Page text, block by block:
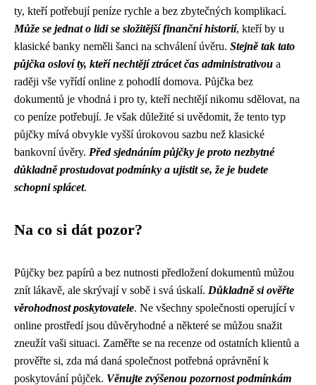
ty, kteří potřebují peníze rychle a bez zbytečných komplikací.
Může se jednat o lidi se složitější finanční historií, kteří by u
klasické banky neměli šanci na schválení úvěru. Stejně tak tato
půjčka osloví ty, kteří nechtějí ztrácet čas administrativou a
raději vše vyřídí online z pohodlí domova. Půjčka bez
dokumentů je vhodná i pro ty, kteří nechtějí nikomu sdělovat, na
co peníze potřebují. Je však důležité si uvědomit, že tento typ
půjčky mívá obvykle vyšší úrokovou sazbu než klasické
bankovní úvěry. Před sjednáním půjčky je proto nezbytné
důkladně prostudovat podmínky a ujistit se, že je budete
schopni splácet.
Na co si dát pozor?
Půjčky bez papírů a bez nutnosti předložení dokumentů můžou
znít lákavě, ale skrývají v sobě i svá úskalí. Důkladně si ověřte
věrohodnost poskytovatele. Ne všechny společnosti operující v
online prostředí jsou důvěryhodné a některé se můžou snažit
zneužít vaši situaci. Zaměřte se na recenze od ostatních klientů a
prověřte si, zda má daná společnost potřebná oprávnění k
poskytování půjček. Věnujte zvýšenou pozornost podmínkám